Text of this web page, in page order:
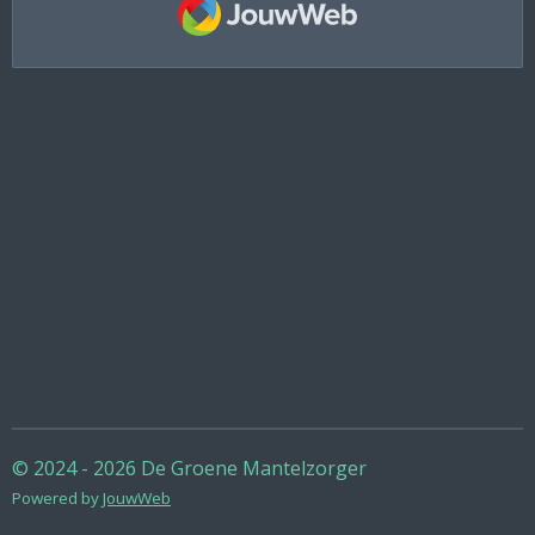
© 2024 - 2026 De Groene Mantelzorger
Powered by JouwWeb